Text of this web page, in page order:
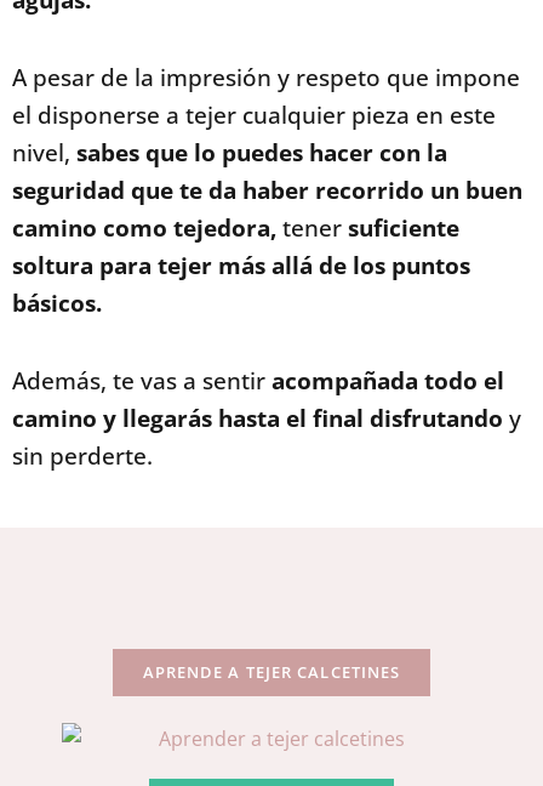
A pesar de la impresión y respeto que impone
el disponerse a tejer cualquier pieza en este
nivel, sabes que lo puedes hacer con la
seguridad que te da haber recorrido un buen
camino como tejedora,tenersuficiente
soltura para tejer más allá de los puntos
básicos.
Además, te vas a sentiracompañada todo el
camino y llegarás hasta el final disfrutando y
sin perderte.
APRENDE A TEJER CALCETINES